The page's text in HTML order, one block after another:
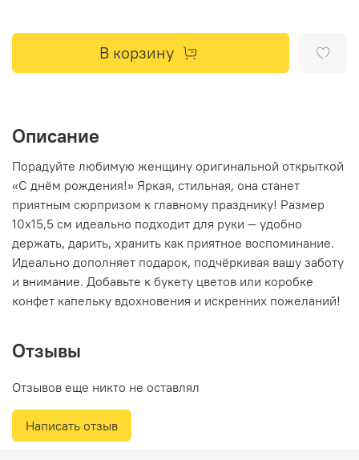
В корзину
Описание
Порадуйте любимую женщину оригинальной открыткой
«С днём рождения!» Яркая, стильная, она станет
приятным сюрпризом к главному празднику! Размер
10x15,5 см идеально подходит для руки — удобно
держать, дарить, хранить как приятное воспоминание.
Идеально дополняет подарок, подчёркивая вашу заботу
и внимание. Добавьте к букету цветов или коробке
конфет капельку вдохновения и искренних пожеланий!
Отзывы
Отзывов еще никто не оставлял
Написать отзыв